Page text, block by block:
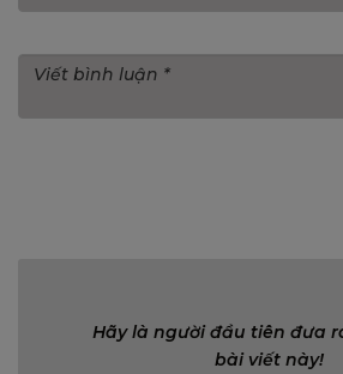
Hãy là người đầu tiên đưa
bài viết này!